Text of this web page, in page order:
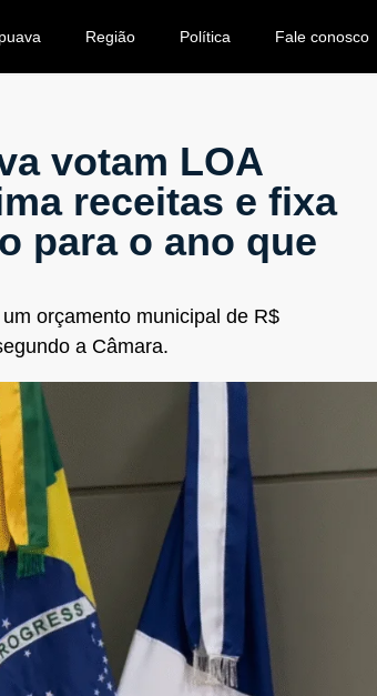
Região Política Fale conosco
votam LOA
receitas e fixa
para o ano que
orçamento municipal de R$
a Câmara.